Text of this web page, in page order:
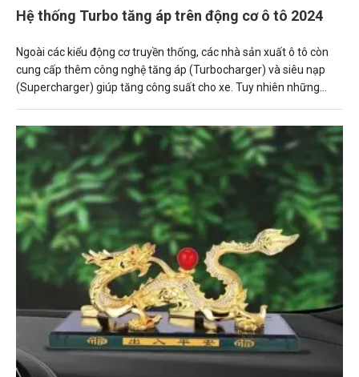
Hệ thống Turbo tăng áp trên động cơ ô tô 2024
Ngoài các kiểu động cơ truyền thống, các nhà sản xuất ô tô còn
cung cấp thêm công nghệ tăng áp (Turbocharger) và siêu nạp
(Supercharger) giúp tăng công suất cho xe. Tuy nhiên những
chúng.